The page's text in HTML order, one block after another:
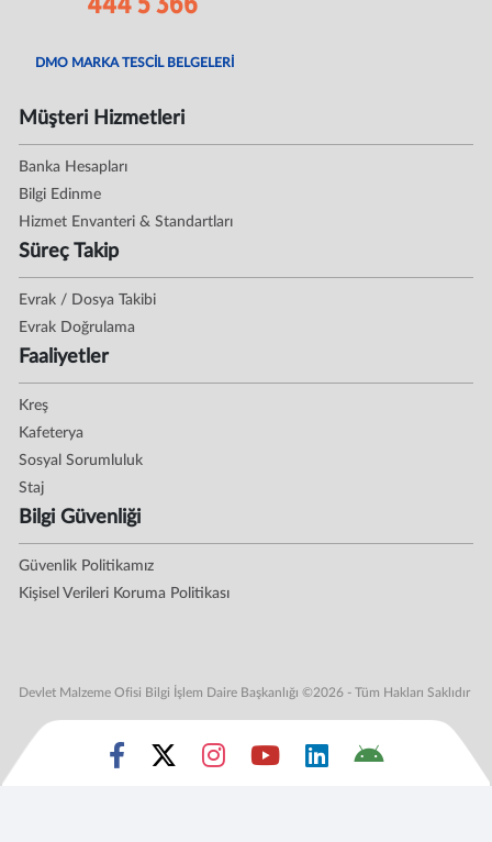
DMO MARKA TESCİL BELGELERİ
Müşteri Hizmetleri
Banka Hesapları
Bilgi Edinme
Hizmet Envanteri & Standartları
Süreç Takip
Evrak / Dosya Takibi
Evrak Doğrulama
Faaliyetler
Kreş
Kafeterya
Sosyal Sorumluluk
Staj
Bilgi Güvenliği
Güvenlik Politikamız
Kişisel Verileri Koruma Politikası
Devlet Malzeme Ofisi Bilgi İşlem Daire Başkanlığı ©2026 - Tüm Hakları Saklıdır